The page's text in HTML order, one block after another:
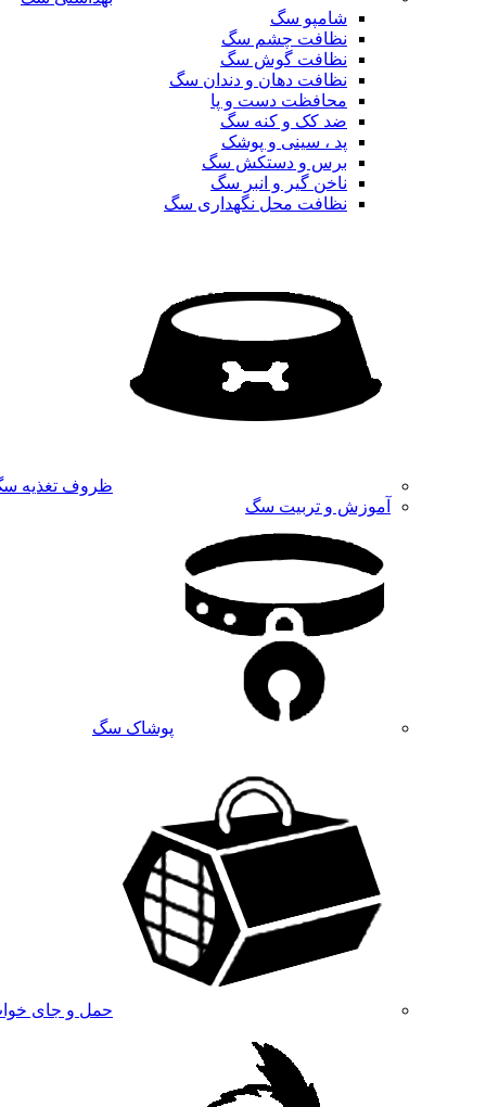
شامپو سگ
نظافت چشم سگ
نظافت گوش سگ
نظافت دهان و دندان سگ
محافظت دست و پا
ضد کک و کنه سگ
پد ، سینی و پوشک
برس و دستکش سگ
ناخن گیر و انبر سگ
نظافت محل نگهداری سگ
ظروف تغذیه
آموزش و تربیت سگ
پوشاک سگ
حمل و جای